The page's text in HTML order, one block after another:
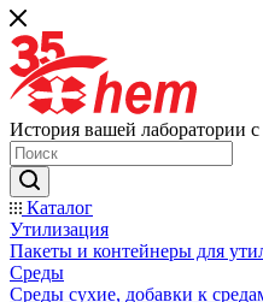
История вашей лаборатории с
Каталог
Утилизация
Пакеты и контейнеры для
Среды
Среды сухие, добавки к